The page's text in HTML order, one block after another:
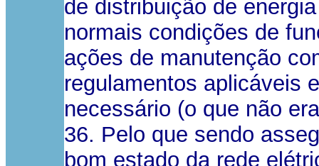
de distribuição de
normais condições de
ações de manutenção
regulamentos aplicáveis
necessário (o que não
36. Pelo que sendo
bom estado da rede